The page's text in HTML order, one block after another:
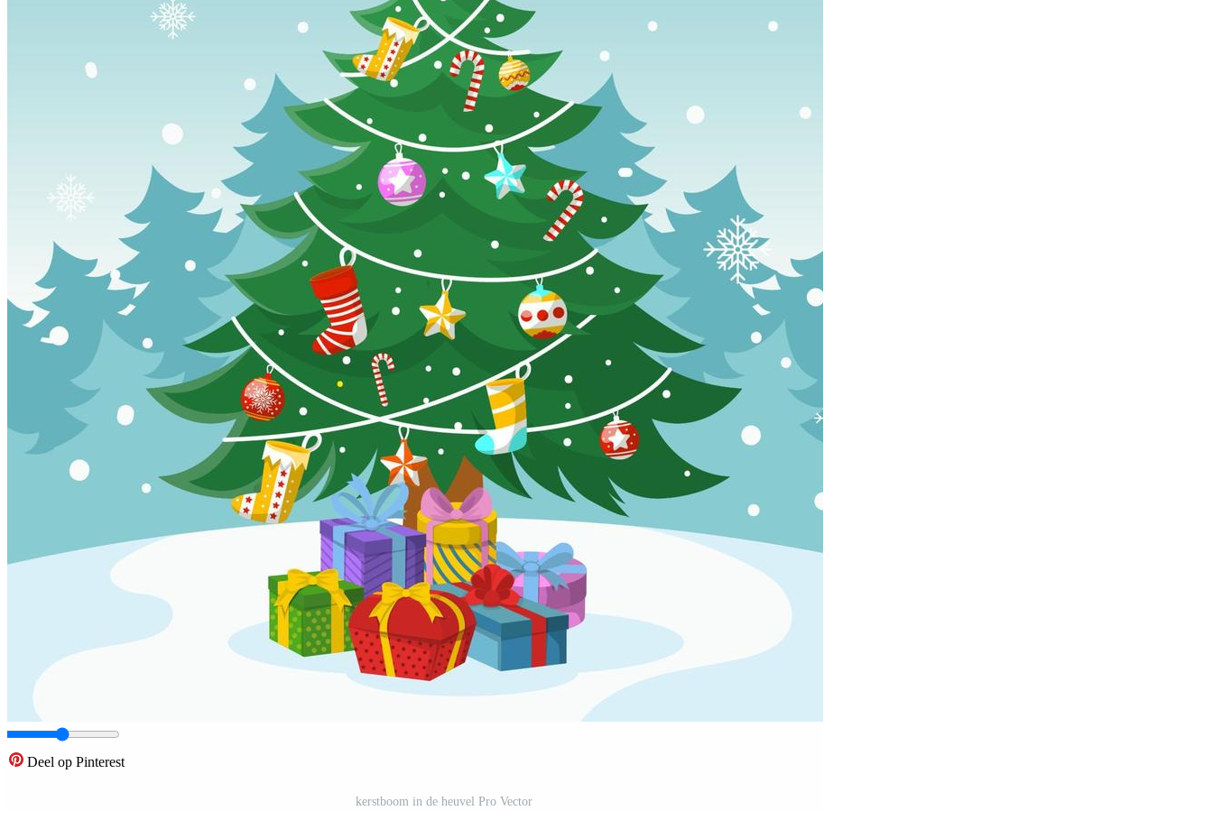
Deel op Pinterest
kerstboom in de heuvel Pro Vector